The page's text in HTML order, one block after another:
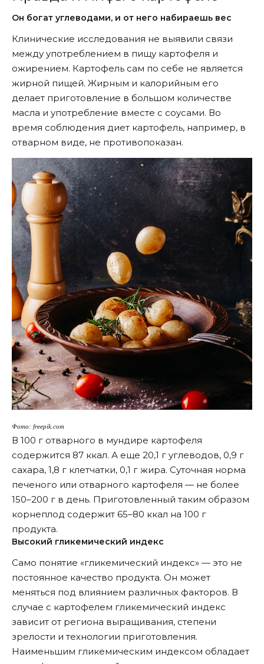
Он богат углеводами, и от него набираешь вес
Клинические исследования не выявили связи
между употреблением в пищу картофеля и
ожирением. Картофель сам по себе не является
жирной пищей. Жирным и калорийным его
делает приготовление в большом количестве
масла и употребление вместе с соусами. Во
время соблюдения диет картофель, например, в
отварном виде, не противопоказан.
Фото: freepik.com
В 100 г отварного в мундире картофеля
содержится 87 ккал. А еще 20,1 г углеводов, 0,9 г
сахара, 1,8 г клетчатки, 0,1 г жира. Суточная норма
печеного или отварного картофеля — не более
150–200 г в день. Приготовленный таким образом
корнеплод содержит 65–80 ккал на 100 г
продукта.
Высокий гликемический индекс
Само понятие «гликемический индекс» — это не
постоянное качество продукта. Он может
меняться под влиянием различных факторов. В
случае с картофелем гликемический индекс
зависит от региона выращивания, степени
зрелости и технологии приготовления.
Наименьшим гликемическим индексом обладает